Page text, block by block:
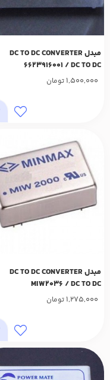
مبدل DC TO DC CONVERTER
6623916001 / DC TO DC
1,500,000 تومان
مبدل DC TO DC CONVERTER
MIW2036 / DC TO DC
1,275,000 تومان